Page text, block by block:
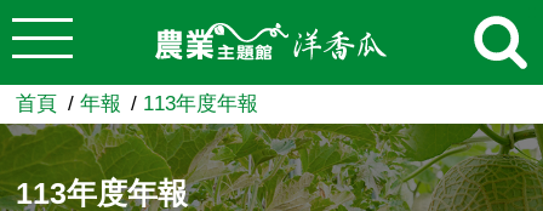
跳到主要內容
農業知識入口網
首頁 年報 113年度年報
113年度年報